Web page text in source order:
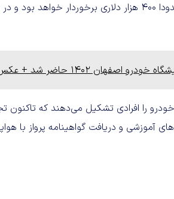
گفته می‌شود که نسخه پایه این خودرو پرنده از قیمتی حدودا ۴۰۰ هزار دلاری
1402 حاضر شد + عکس
۸۰ درصد خریداران این خودرو را افرادی تشکیل می‌دهند که
و دریافت گواهینامه پرواز با